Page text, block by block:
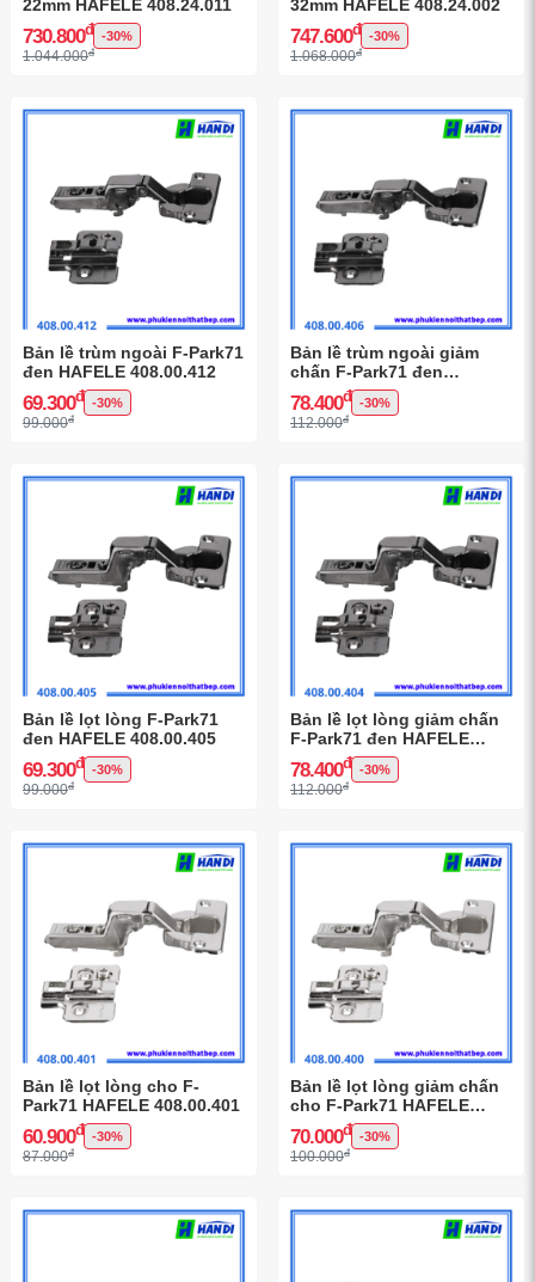
22mm HAFELE 408.24.011
730.800đ -30%
1.044.000đ
32mm HAFELE 408.24.002
747.600đ -30%
1.068.000đ
Bản lề trùm ngoài F-Park71
đen HAFELE 408.00.412
69.300đ -30%
99.000đ
Bản lề trùm ngoài giảm
chấn F-Park71 đen
HAFELE 408.00.406
78.400đ -30%
112.000đ
Bản lề lọt lòng F-Park71
đen HAFELE 408.00.405
69.300đ -30%
99.000đ
Bản lề lọt lòng giảm chấn
F-Park71 đen HAFELE
408.00.404
78.400đ -30%
112.000đ
Bản lề lọt lòng cho F-
Park71 HAFELE 408.00.401
60.900đ -30%
87.000đ
Bản lề lọt lòng giảm chấn
cho F-Park71 HAFELE
408.00.400
70.000đ -30%
100.000đ